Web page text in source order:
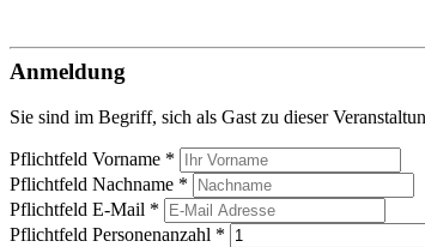
Anmeldung
Sie sind im Begriff, sich als Gast zu dieser
Pflichtfeld Vorname *
Pflichtfeld Nachname *
Pflichtfeld E-Mail *
Pflichtfeld Personenanzahl *